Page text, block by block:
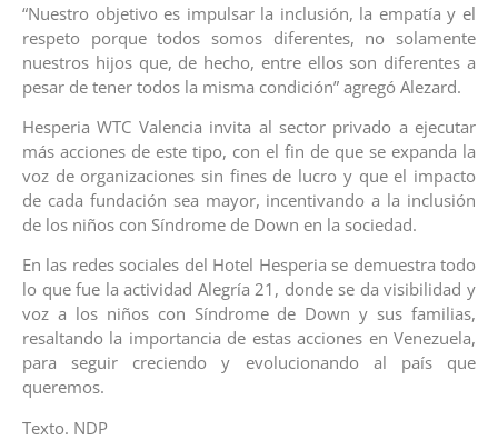
“Nuestro objetivo es impulsar la inclusión, la empatía y el
respeto porque todos somos diferentes, no solamente
nuestros hijos que, de hecho, entre ellos son diferentes a
pesar de tener todos la misma condición” agregó Alezard.
Hesperia WTC Valencia invita al sector privado a ejecutar
más acciones de este tipo, con el fin de que se expanda la
voz de organizaciones sin fines de lucro y que el impacto
de cada fundación sea mayor, incentivando a la inclusión
de los niños con Síndrome de Down en la sociedad.
En las redes sociales del Hotel Hesperia se demuestra todo
lo que fue la actividad Alegría 21, donde se da visibilidad y
voz a los niños con Síndrome de Down y sus familias,
resaltando la importancia de estas acciones en Venezuela,
para seguir creciendo y evolucionando al país que
queremos.
Texto. NDP